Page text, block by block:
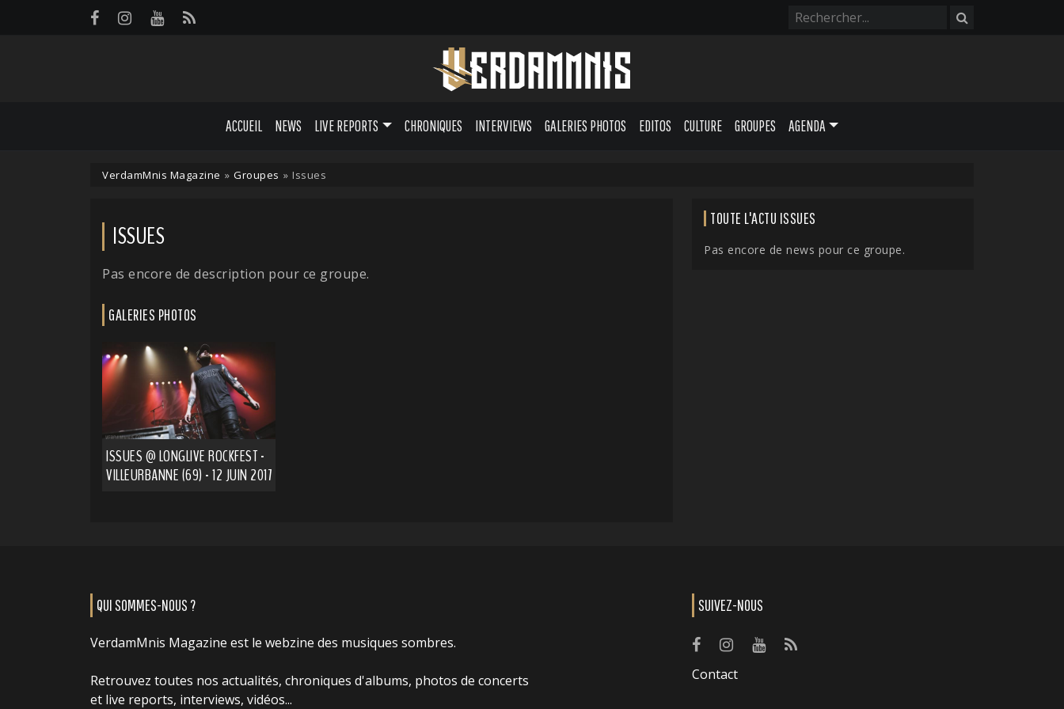
ACCUEIL NEWS LIVE REPORTS CHRONIQUES INTERVIEWS GALERIES PHOTOS EDITOS CULTURE GROUPES AGENDA
VerdamMnis Magazine » Groupes » Issues
ISSUES
Pas encore de description pour ce groupe.
GALERIES PHOTOS
ISSUES @ LONGLIVE ROCKFEST -
VILLEURBANNE (69) - 12 JUIN 2017
TOUTE L'ACTU ISSUES
Pas encore de news pour ce groupe.
QUI SOMMES-NOUS ?
VerdamMnis Magazine est le webzine des musiques sombres.
Retrouvez toutes nos actualités, chroniques d'albums, photos de concerts
et live reports, interviews, vidéos...
SUIVEZ-NOUS
Contact
Panneau de gestion des cookies